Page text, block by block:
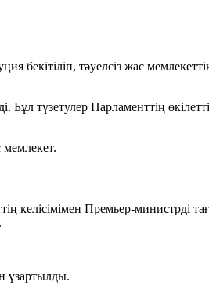
бекітіліп, тәуелсіз жас
түзетулер Парламенттің
келісімімен Премьер-министрді
ұзартылды.